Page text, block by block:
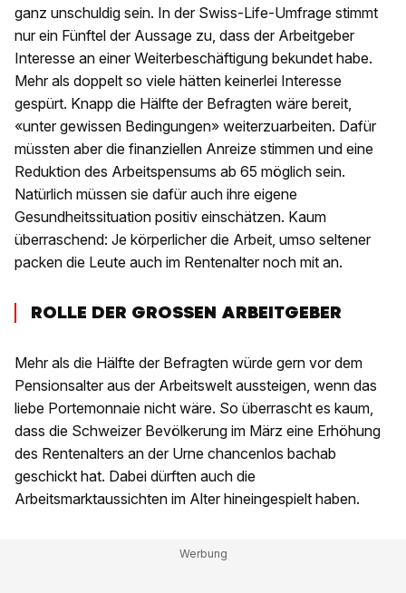
ganz unschuldig sein. In der Swiss-Life-Umfrage stimmt
nur ein Fünftel der Aussage zu, dass der Arbeitgeber
Interesse an einer Weiterbeschäftigung bekundet habe.
Mehr als doppelt so viele hätten keinerlei Interesse
gespürt. Knapp die Hälfte der Befragten wäre bereit,
«unter gewissen Bedingungen» weiterzuarbeiten. Dafür
müssten aber die finanziellen Anreize stimmen und eine
Reduktion des Arbeitspensums ab 65 möglich sein.
Natürlich müssen sie dafür auch ihre eigene
Gesundheitssituation positiv einschätzen. Kaum
überraschend: Je körperlicher die Arbeit, umso seltener
packen die Leute auch im Rentenalter noch mit an.
ROLLE DER GROSSEN ARBEITGEBER
Mehr als die Hälfte der Befragten würde gern vor dem
Pensionsalter aus der Arbeitswelt aussteigen, wenn das
liebe Portemonnaie nicht wäre. So überrascht es kaum,
dass die Schweizer Bevölkerung im März eine Erhöhung
des Rentenalters an der Urne chancenlos bachab
geschickt hat. Dabei dürften auch die
Arbeitsmarktaussichten im Alter hineingespielt haben.